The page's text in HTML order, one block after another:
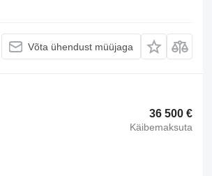
Võta ühendust müüjaga
36 500 €
Käibemaksuta